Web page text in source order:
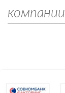
компании